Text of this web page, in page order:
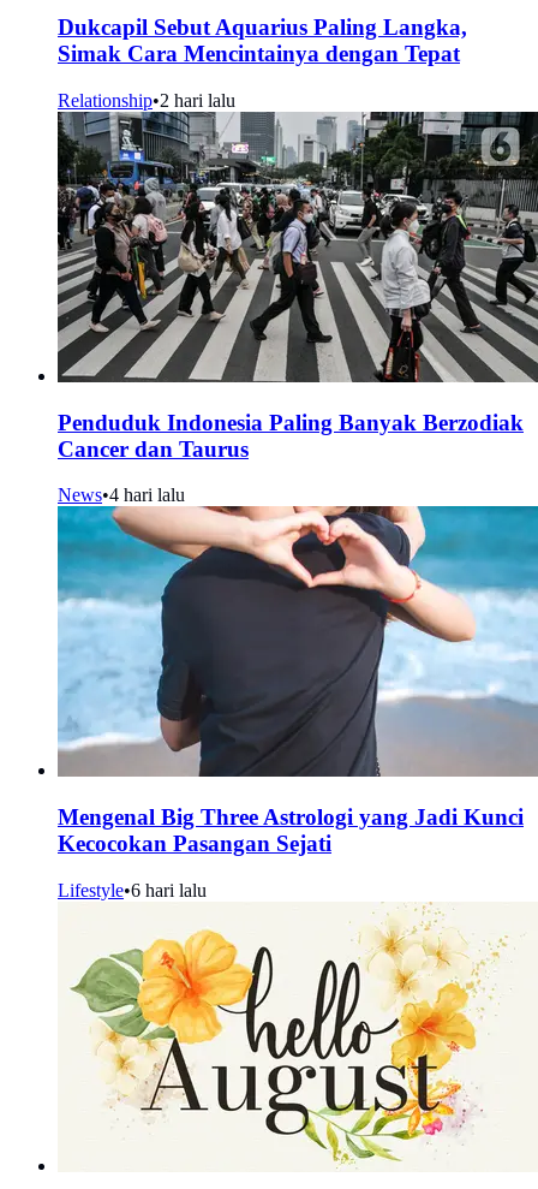
Dukcapil Sebut Aquarius Paling Langka,
Simak Cara Mencintainya dengan Tepat
Relationship•2 hari lalu
Penduduk Indonesia Paling Banyak Berzodiak
Cancer dan Taurus
News•4 hari lalu
Mengenal Big Three Astrologi yang Jadi Kunci
Kecocokan Pasangan Sejati
Lifestyle•6 hari lalu